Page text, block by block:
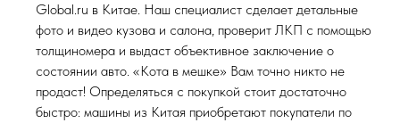
Global.ru в Китае. Наш специалист сделает детальные
фото и видео кузова и салона, проверит ЛКП с помощью
толщиномера и выдаст объективное заключение о
состоянии авто. «Кота в мешке» Вам точно никто не
продаст! Определяться с покупкой стоит достаточно
быстро: машины из Китая приобретают покупатели по